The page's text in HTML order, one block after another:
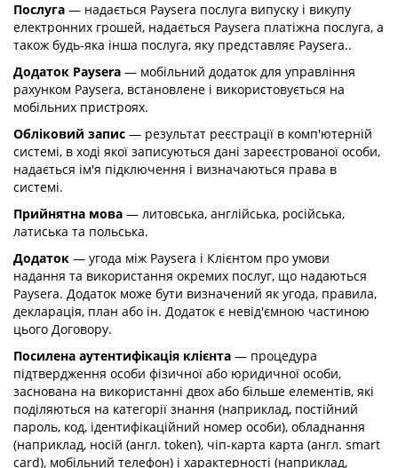
Послуга — надається Paysera послуга випуску і викупу
електронних грошей, надається Paysera платіжна послуга, а
також будь-яка інша послуга, яку представляє Paysera..
Додаток Paysera — мобільний додаток для управління
рахунком Paysera, встановлене і використовується на
мобільних пристроях.
Обліковий запис — результат реєстрації в комп'ютерній
системі, в ході якої записуються дані зареєстрованої особи,
надається ім'я підключення і визначаються права в
системі.
Прийнятна мова — литовська, англійська, російська,
латиська та польська.
Додаток — угода між Paysera і Клієнтом про умови
надання та використання окремих послуг, що надаються
Paysera. Додаток може бути визначений як угода, правила,
декларація, план або ін. Додаток є невід'ємною частиною
цього Договору.
Посилена аутентифікація клієнта — процедура
підтвердження особи фізичної або юридичної особи,
заснована на використанні двох або більше елементів, які
поділяються на категорії знання (наприклад, постійний
пароль, код, ідентифікаційний номер особи), обладнання
(наприклад, носій (англ. token), чіп-карта карта (англ. smart
card), мобільний телефон) і характерності (наприклад,